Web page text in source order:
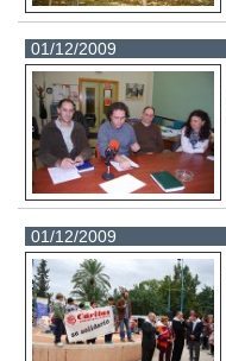
01/12/2009
01/12/2009